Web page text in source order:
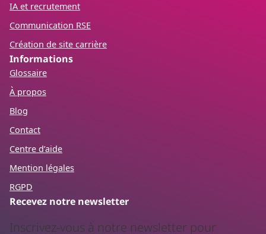
IA et recrutement
Communication RSE
Création de site carrière
Informations
Glossaire
À propos
Blog
Contact
Centre d’aide
Mention légales
RGPD
Recevez notre newsletter
Inscrivez-vous à notre newsletter pour